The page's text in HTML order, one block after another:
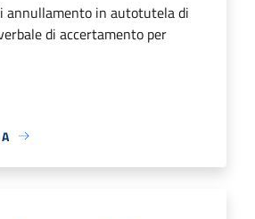
annullamento in autotutela di
di accertamento per